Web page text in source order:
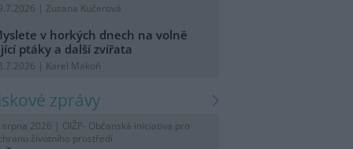
| Zuzana Kučerová
v horkých dnech na volně
ptáky a další zvířata
| Karel Makoň
zprávy
srpna 2026 | OIŽP- Občanská iniciativa pro
životního prostředí